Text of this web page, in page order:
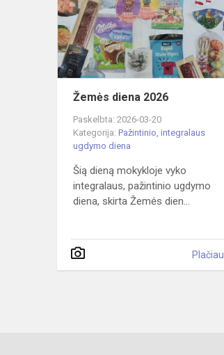
Žemės diena 2026
Paskelbta: 2026-03-20
Kategorija: Pažintinio, integralaus
ugdymo diena
Šią dieną mokykloje vyko
integralaus, pažintinio ugdymo
diena, skirta Žemės dien...
Plačiau